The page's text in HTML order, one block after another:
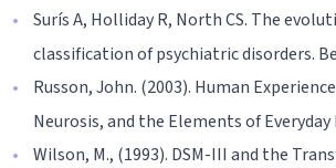
Surís A, Holliday R, North CS. The
classification of psychiatric disorders.
Russon, John. (2003). Human
Neurosis, and the Elements of Everyday
Wilson, M., (1993). DSM-III and the